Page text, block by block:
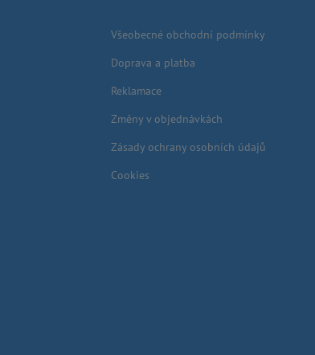
Všeobecné obchodní podmínky
Doprava a platba
Reklamace
Změny v objednávkách
Zásady ochrany osobních údajů
Cookies